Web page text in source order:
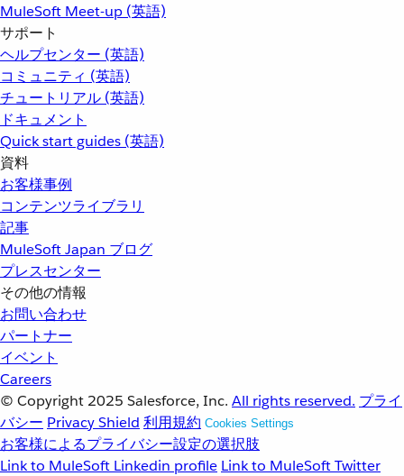
MuleSoft Meet-up (英語)
サポート
ヘルプセンター (英語)
コミュニティ (英語)
チュートリアル (英語)
ドキュメント
Quick start guides (英語)
資料
お客様事例
コンテンツライブラリ
記事
MuleSoft Japan ブログ
プレスセンター
その他の情報
お問い合わせ
パートナー
イベント
Careers
© Copyright 2025 Salesforce, Inc. All rights reserved. プライ
バシー Privacy Shield 利用規約 Cookies Settings
お客様によるプライバシー設定の選択肢
Link to MuleSoft Linkedin profile Link to MuleSoft Twitter